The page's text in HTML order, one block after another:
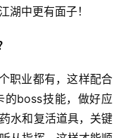
湖中更有面子！
职业都有，这样配合
的boss技能，做好应
水和复活道具，关键